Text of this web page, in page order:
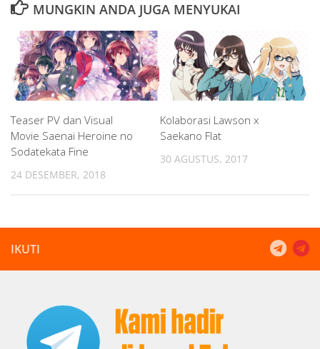
MUNGKIN ANDA JUGA MENYUKAI
Teaser PV dan Visual
Movie Saenai Heroine no
Sodatekata Fine
24 DESEMBER, 2018
Kolaborasi Lawson x
Saekano Flat
30 AGUSTUS, 2017
IKUTI